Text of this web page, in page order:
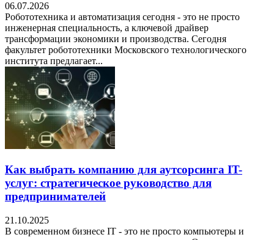
06.07.2026
Робототехника и автоматизация сегодня - это не просто
инженерная специальность, а ключевой драйвер
трансформации экономики и производства. Сегодня
факультет робототехники Московского технологического
института предлагает...
Как выбрать компанию для аутсорсинга IT-
услуг: стратегическое руководство для
предпринимателей
21.10.2025
В современном бизнесе IT - это не просто компьютеры и